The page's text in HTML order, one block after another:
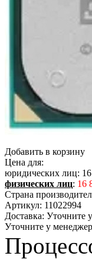
Добавить в корзину
Цена для:
юридических лиц:
физических лиц: 16
Страна
Артикул: 11022994
Доставка: Уточните
Уточните у